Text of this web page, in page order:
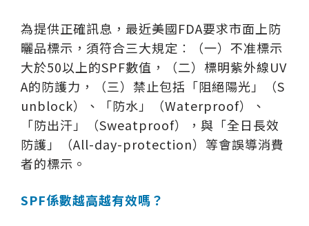
為提供正確訊息，最近美國FDA要求市面上防
曬品標示，須符合三大規定︰（一）不准標示
大於50以上的SPF數值，（二）標明紫外線UV
A的防護力，（三）禁止包括「阻絕陽光」（S
unblock）、「防水」（Waterproof）、
「防出汗」（Sweatproof），與「全日長效
防護」（All-day-protection）等會誤導消費
者的標示。
SPF係數越高越有效嗎？